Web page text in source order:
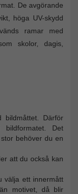
De avgörande
höga UV-skydd
ramar med
skolor, dagis,
bildmåttet. Därför
Det
behöver du en
att du också kan
välja ett innermått
motivet, då blir